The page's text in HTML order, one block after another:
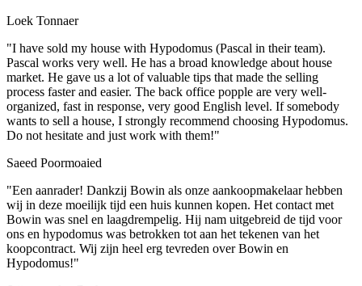
Loek Tonnaer
"I have sold my house with Hypodomus (Pascal in their team).
Pascal works very well. He has a broad knowledge about house
market. He gave us a lot of valuable tips that made the selling
process faster and easier. The back office popple are very well-
organized, fast in response, very good English level. If somebody
wants to sell a house, I strongly recommend choosing Hypodomus.
Do not hesitate and just work with them!"
Saeed Poormoaied
"Een aanrader! Dankzij Bowin als onze aankoopmakelaar hebben
wij in deze moeilijk tijd een huis kunnen kopen. Het contact met
Bowin was snel en laagdrempelig. Hij nam uitgebreid de tijd voor
ons en hypodomus was betrokken tot aan het tekenen van het
koopcontract. Wij zijn heel erg tevreden over Bowin en
Hypodomus!"